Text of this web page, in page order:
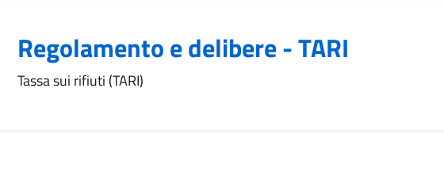
Regolamento e delibere - TARI
Tassa sui rifiuti (TARI)